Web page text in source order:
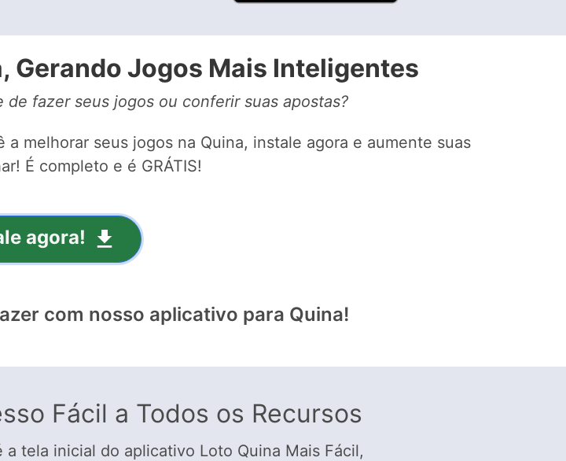
Gerando Jogos Mais Inteligentes
de fazer seus jogos ou conferir suas apostas?
melhorar seus jogos na Quina, instale agora e aumente suas
É completo e é GRÁTIS!
agora!
com nosso aplicativo para Quina!
Fácil a Todos os Recursos
a tela inicial do aplicativo Loto Quina Mais Fácil,